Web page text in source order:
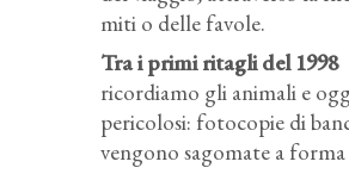
miti o delle favole.
Tra i primi ritagli del 1998
ricordiamo gli animali e
pericolosi: fotocopie di
vengono sagomate a